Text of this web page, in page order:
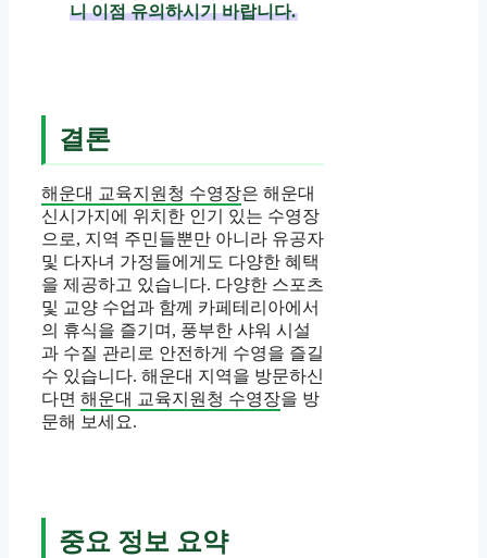
니 이점 유의하시기 바랍니다.
결론
해운대 교육지원청 수영장은 해운대
신시가지에 위치한 인기 있는 수영장
으로, 지역 주민들뿐만 아니라 유공자
및 다자녀 가정들에게도 다양한 혜택
을 제공하고 있습니다. 다양한 스포츠
및 교양 수업과 함께 카페테리아에서
의 휴식을 즐기며, 풍부한 샤워 시설
과 수질 관리로 안전하게 수영을 즐길
수 있습니다. 해운대 지역을 방문하신
다면 해운대 교육지원청 수영장을 방
문해 보세요.
중요 정보 요약